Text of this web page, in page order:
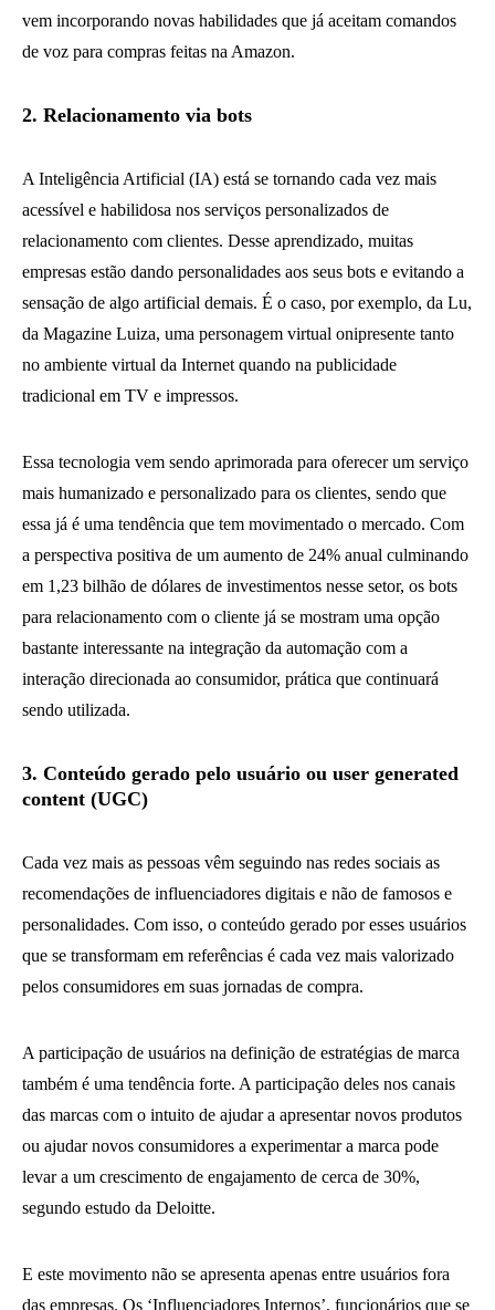
vem incorporando novas habilidades que já aceitam comandos
de voz para compras feitas na Amazon.
2. Relacionamento via bots
A Inteligência Artificial (IA) está se tornando cada vez mais
acessível e habilidosa nos serviços personalizados de
relacionamento com clientes. Desse aprendizado, muitas
empresas estão dando personalidades aos seus bots e evitando a
sensação de algo artificial demais. É o caso, por exemplo, da Lu,
da Magazine Luiza, uma personagem virtual onipresente tanto
no ambiente virtual da Internet quando na publicidade
tradicional em TV e impressos.
Essa tecnologia vem sendo aprimorada para oferecer um serviço
mais humanizado e personalizado para os clientes, sendo que
essa já é uma tendência que tem movimentado o mercado. Com
a perspectiva positiva de um aumento de 24% anual culminando
em 1,23 bilhão de dólares de investimentos nesse setor, os bots
para relacionamento com o cliente já se mostram uma opção
bastante interessante na integração da automação com a
interação direcionada ao consumidor, prática que continuará
sendo utilizada.
3. Conteúdo gerado pelo usuário ou user generated
content (UGC)
Cada vez mais as pessoas vêm seguindo nas redes sociais as
recomendações de influenciadores digitais e não de famosos e
personalidades. Com isso, o conteúdo gerado por esses usuários
que se transformam em referências é cada vez mais valorizado
pelos consumidores em suas jornadas de compra.
A participação de usuários na definição de estratégias de marca
também é uma tendência forte. A participação deles nos canais
das marcas com o intuito de ajudar a apresentar novos produtos
ou ajudar novos consumidores a experimentar a marca pode
levar a um crescimento de engajamento de cerca de 30%,
segundo estudo da Deloitte.
E este movimento não se apresenta apenas entre usuários fora
das empresas. Os ‘Influenciadores Internos’, funcionários que se